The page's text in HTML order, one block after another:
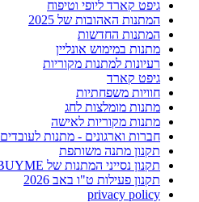
גיפט קארד ליופי וטיפוח
המתנות האהובות של 2025
המתנות החדשות
מתנות במימוש אונליין
רעיונות למתנות מקוריות
גיפט קארד
חוויות משפחתיות
מתנות מומלצות לחג
מתנות מקוריות לאישה
חברות וארגונים - מתנות לעובדים
תקנון מתנה משותפת
תקנון נסייני המתנות של BUYME
תקנון פעילות ט"ו באב 2026
privacy policy